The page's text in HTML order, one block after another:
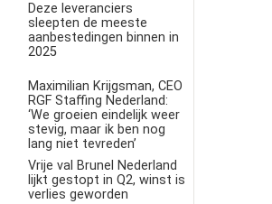
Deze leveranciers
sleepten de meeste
aanbestedingen binnen in
2025
Maximilian Krijgsman, CEO
RGF Staffing Nederland:
‘We groeien eindelijk weer
stevig, maar ik ben nog
lang niet tevreden’
Vrije val Brunel Nederland
lijkt gestopt in Q2, winst is
verlies geworden